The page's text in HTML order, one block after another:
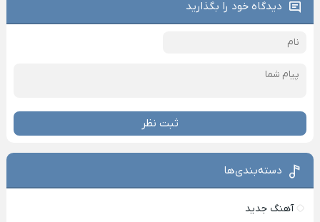
دیدگاه خود را بگذارید
ثبت نظر
دسته‌بندی‌ها
آهنگ جدید